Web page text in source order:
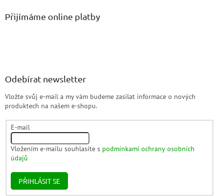
Přijímáme online platby
Odebírat newsletter
Vložte svůj e-mail a my vám budeme zasílat informace o nových
produktech na našem e-shopu.
E-mail
Vložením e-mailu souhlasíte s podmínkami ochrany osobních
údajů
PŘIHLÁSIT SE